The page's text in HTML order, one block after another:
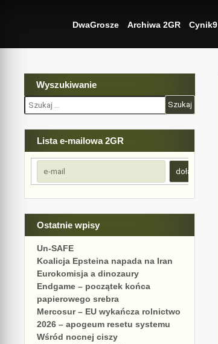
DwaGrosze Archiwa 2GR Cynik9
Wyszukiwanie
Szukaj:
Lista e-mailowa 2GR
Ostatnie wpisy
Un-SAFE
Koalicja Epsteina napada na Iran
Eurokomisja a dinozaury
Endgame – początek końca
papierowego srebra
Mercosur – EU wykańcza rolnictwo
2026 – apogeum resetu systemu
Wśród nocnej ciszy